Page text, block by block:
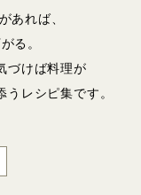
あれば、
る。
づけば料理が
レシピ集です。